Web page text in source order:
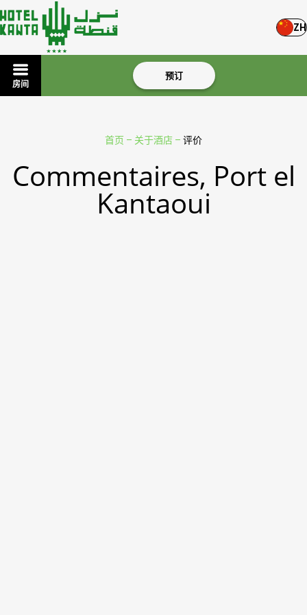
ZH
房间
预订
首页 – 关于酒店 – 评价
Commentaires, Port el
Kantaoui